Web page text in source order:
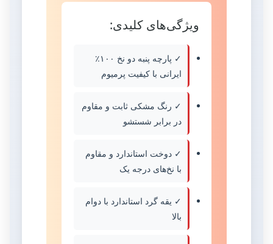
ویژگی‌های کلیدی:
✓ پارچه پنبه دو نخ ۱۰۰٪
ایرانی با کیفیت پرمیوم
✓ رنگ مشکی ثابت و مقاوم
در برابر شستشو
✓ دوخت استاندارد و مقاوم
با نخ‌های درجه یک
✓ یقه گرد استاندارد با دوام
بالا